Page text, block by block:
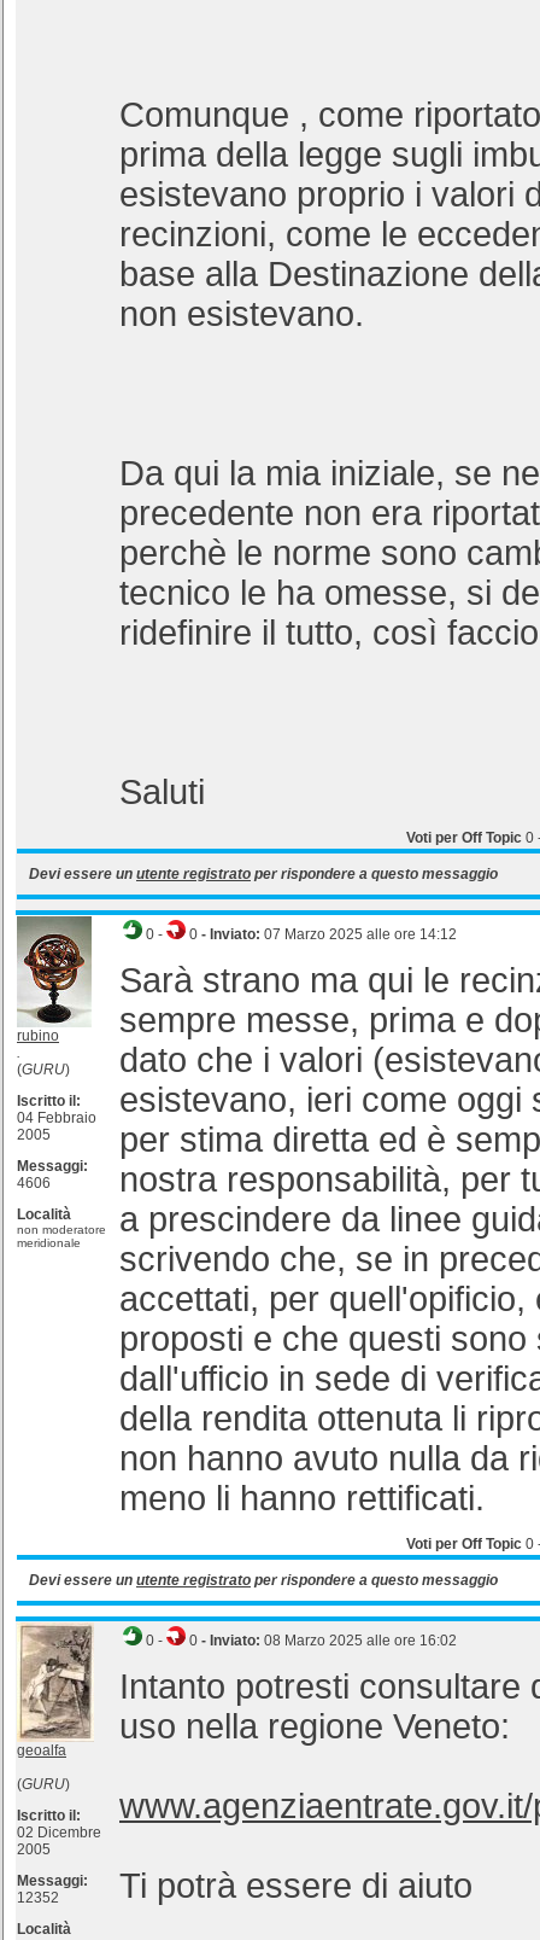
Comunque , come
prima della legge sugli
esistevano proprio i valori
recinzioni, come le
base alla Destinazione
non esistevano.
Da qui la mia iniziale, se
precedente non era
perchè le norme sono
tecnico le ha omesse, si
ridefinire il tutto, così
Saluti
Voti per Off Topic 0
Devi essere un utente registrato per rispondere a questo messaggio
rubino
.
(GURU)
Iscritto il:
04 Febbraio
2005
Messaggi:
4606
Località
non moderatore
meridionale
0 - 0 - Inviato: 07 Marzo 2025 alle ore 14:12
Sarà strano ma qui le
sempre messe, prima e
dato che i valori
esistevano, ieri come oggi
per stima diretta ed è
nostra responsabilità, per
a prescindere da linee
scrivendo che, se in
accettati, per quell'opificio,
proposti e che questi sono
dall'ufficio in sede di
della rendita ottenuta li
non hanno avuto nulla da
meno li hanno rettificati.
Voti per Off Topic 0
Devi essere un utente registrato per rispondere a questo messaggio
geoalfa
(GURU)
Iscritto il:
02 Dicembre
2005
Messaggi:
12352
Località
0 - 0 - Inviato: 08 Marzo 2025 alle ore 16:02
Intanto potresti consultare
uso nella regione Veneto:
Ti potrà essere di aiuto